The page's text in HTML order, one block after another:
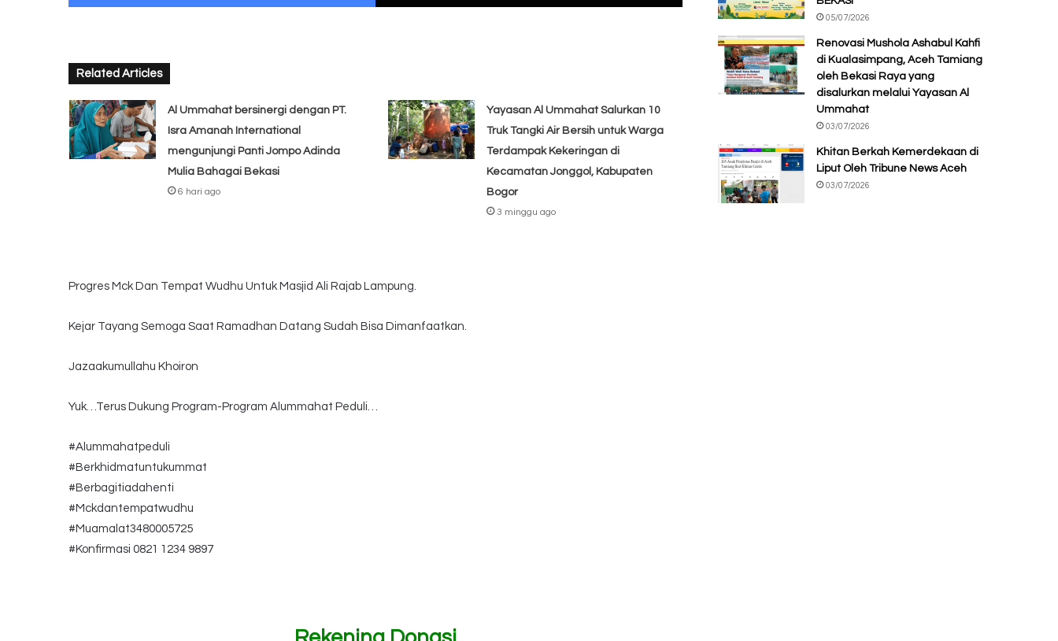
Related Articles
Al Ummahat bersinergi dengan PT.
Isra Amanah International
mengunjungi Panti Jompo Adinda
Mulia Bahagai Bekasi
6 hari ago
Yayasan Al Ummahat Salurkan 10
Truk Tangki Air Bersih untuk Warga
Terdampak Kekeringan di
Kecamatan Jonggol, Kabupaten
Bogor
3 minggu ago
Progres Mck Dan Tempat Wudhu Untuk Masjid Ali Rajab Lampung.
Kejar Tayang Semoga Saat Ramadhan Datang Sudah Bisa Dimanfaatkan.
Jazaakumullahu Khoiron
Yuk…Terus Dukung Program-Program Alummahat Peduli…
#Alummahatpeduli
#Berkhidmatuntukummat
#Berbagitiadahenti
#Mckdantempatwudhu
#Muamalat3480005725
#Konfirmasi 0821 1234 9897
05/07/2026
Renovasi Mushola Ashabul Kahfi
di Kualasimpang, Aceh Tamiang
oleh Bekasi Raya yang
disalurkan melalui Yayasan Al
Ummahat
03/07/2026
Khitan Berkah Kemerdekaan di
Liput Oleh Tribune News Aceh
03/07/2026